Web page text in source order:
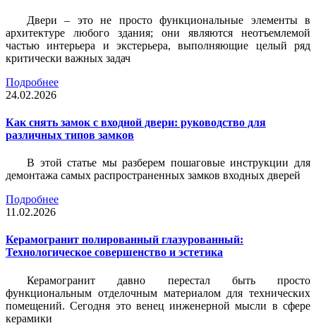
Двери – это не просто функциональные элементы в
архитектуре любого здания; они являются неотъемлемой
частью интерьера и экстерьера, выполняющие целый ряд
критически важных задач
Подробнее
24.02.2026
Как снять замок с входной двери: руководство для
различных типов замков
В этой статье мы разберем пошаговые инструкции для
демонтажа самых распространенных замков входных дверей
Подробнее
11.02.2026
Керамогранит полированный глазурованный:
Технологическое совершенство и эстетика
Керамогранит давно перестал быть просто
функциональным отделочным материалом для технических
помещений. Сегодня это венец инженерной мысли в сфере
керамики